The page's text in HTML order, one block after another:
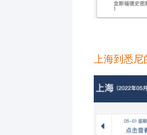
上海到悉